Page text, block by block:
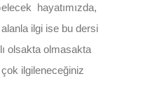
hayatımızda,
ilgi ise bu dersi
olsakta olmasakta
ilgileneceğiniz